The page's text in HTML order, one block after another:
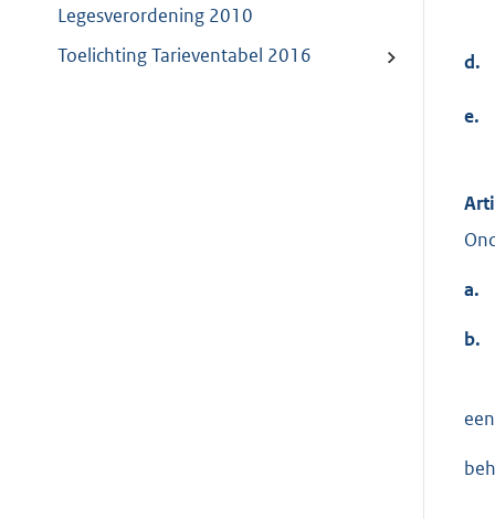
Legesverordening 2010
Toelichting Tarieventabel 2016
d.
e.
a.
b.